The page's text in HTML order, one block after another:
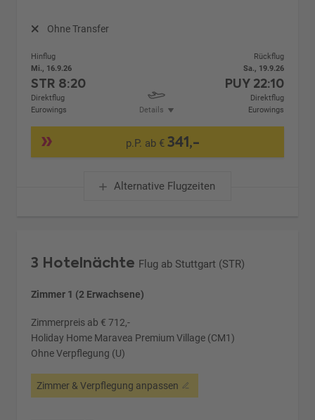
Ohne Transfer
Hinflug
Mi., 16.9.26
STR 8:20
Direktflug
Eurowings
Details
Rückflug
Sa., 19.9.26
PUY 22:10
Direktflug
Eurowings
p.P. ab € 341,-
Alternative Flugzeiten
3 Hotelnächte Flug ab Stuttgart (STR)
Zimmer 1 (2 Erwachsene)
Zimmerpreis ab € 712,-
Holiday Home Maravea Premium Village (CM1)
Ohne Verpflegung (U)
Zimmer & Verpflegung anpassen